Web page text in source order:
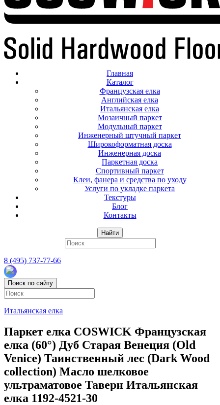
Главная
Каталог
Французская елка
Английская елка
Итальянская елка
Мозаичный паркет
Модульный паркет
Инженерный штучный паркет
Широкоформатная доска
Инженерная доска
Паркетная доска
Спортивный паркет
Клеи, фанера и средства по уходу
Услуги по укладке паркета
Текстуры
Блог
Контакты
Найти
8 (495) 737-77-66
Поиск по сайту
Итальянская елка
Паркет елка COSWICK Французская
елка (60°) Дуб Старая Венеция (Old
Venice) Таинственный лес (Dark Wood
collection) Масло шелковое
ультраматовое Таверн Итальянская
елка 1192-4521-30